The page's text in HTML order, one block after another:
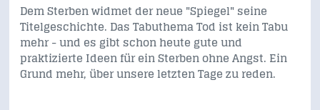
Dem Sterben widmet der neue "Spiegel" seine
Titelgeschichte. Das Tabuthema Tod ist kein Tabu
mehr - und es gibt schon heute gute und
praktizierte Ideen für ein Sterben ohne Angst. Ein
Grund mehr, über unsere letzten Tage zu reden.